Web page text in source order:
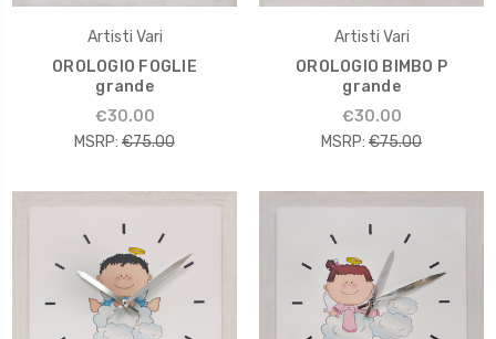
Artisti Vari
OROLOGIO FOGLIE
grande
€30.00
MSRP: €75.00
Artisti Vari
OROLOGIO BIMBO P
grande
€30.00
MSRP: €75.00